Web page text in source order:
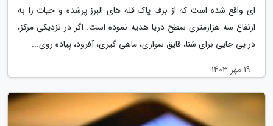
ای واقع شده است که از برف پاک قله های البرز پرشده و حیات را به
ارتفاع سه هزارمتری سطح دریا هدیه نموده است. اگر در نزدیکی مرکز،
در پی جایی برای شنا، قایق سواری، ماهی گیری، آفرود، پیاده روی...
19 مهر 1403